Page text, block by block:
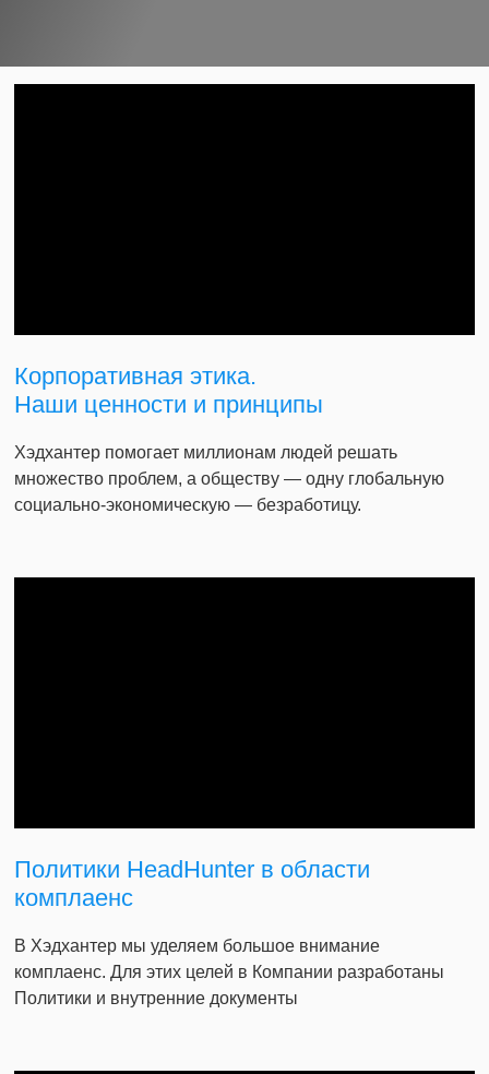
Корпоративная этика.
Наши ценности и принципы
Хэдхантер помогает миллионам людей решать
множество проблем, а обществу — одну глобальную
социально-экономическую — безработицу.
Политики HeadHunter в области
комплаенс
В Хэдхантер мы уделяем большое внимание
комплаенс. Для этих целей в Компании разработаны
Политики и внутренние документы